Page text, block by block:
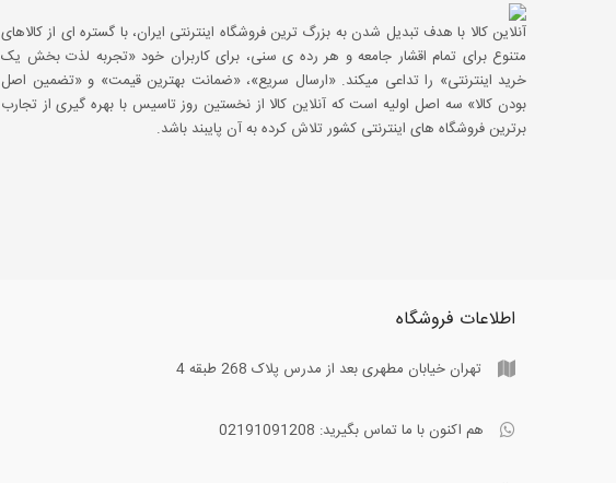
آنلاین کالا با هدف تبدیل شدن به بزرگ ترین فروشگاه اینترنتی ایران، با گستره ای از کالاهای
متنوع برای تمام اقشار جامعه و هر رده ی سنی، برای کاربران خود «تجربه لذت بخش یک
خرید اینترنتی» را تداعی میکند. «ارسال سریع»، «ضمانت بهترین قیمت» و «تضمین اصل
بودن کالا» سه اصل اولیه است که آنلاین کالا از نخستین روز تاسیس با بهره گیری از تجارب
برترین فروشگاه های اینترنتی کشور تلاش کرده به آن پایبند باشد.
اطلاعات فروشگاه
تهران خیابان مطهری بعد از مدرس پلاک 268 طبقه 4
هم اکنون با ما تماس بگیرید: 02191091208